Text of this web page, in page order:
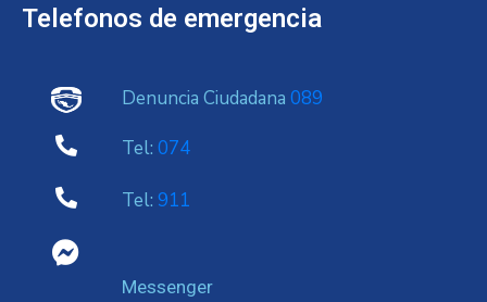
Telefonos de emergencia
Denuncia Ciudadana 089
Tel: 074
Tel: 911
Messenger